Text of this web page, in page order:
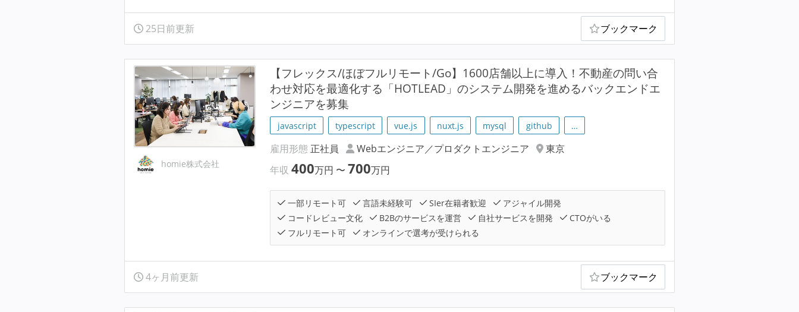
25日前更新 ブックマーク
homie株式会社
【フレックス/ほぼフルリモート/Go】1600店舗以上に導入！不動産の問い合
わせ対応を最適化する「HOTLEAD」のシステム開発を進めるバックエンドエ
ンジニアを募集
javascript typescript vue.js nuxt.js mysql github …
雇用形態 正社員 Webエンジニア／プロダクトエンジニア
東京
年収400万円 〜700万円
一部リモート可 言語未経験可 SIer在籍者歓迎
アジャイル開発
コードレビュー文化
B2Bのサービスを運営 自社サービスを開発
CTOがいる
フルリモート可
オンラインで選考が受けられる
4ヶ月前更新 ブックマーク